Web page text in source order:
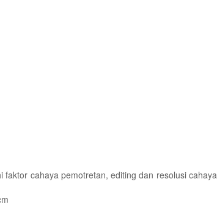
cahaya pemotretan, editing dan resolusi cahaya